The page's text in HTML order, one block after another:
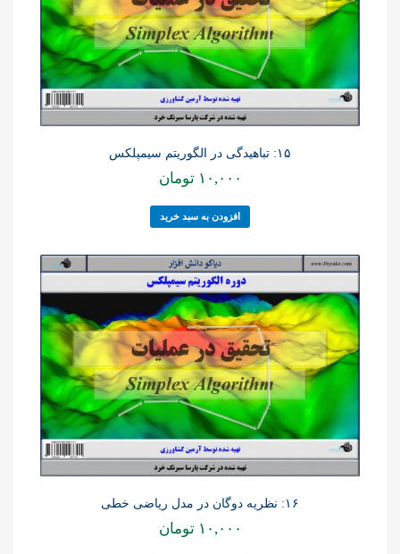
۱۵: تباهیدگی در الگوریتم سیمپلکس
۱۰,۰۰۰ تومان
افزودن به سبد خرید
۱۶: نظریه دوگان در مدل ریاضی خطی
۱۰,۰۰۰ تومان